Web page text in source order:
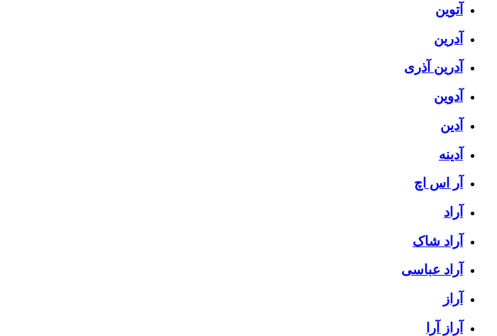
آتوین
آدرین
آدرین آذری
آدوین
آدین
آدینه
آر اس اچ
آراد
آراد شاک
آراد عباسی
آراز
آراز آرا